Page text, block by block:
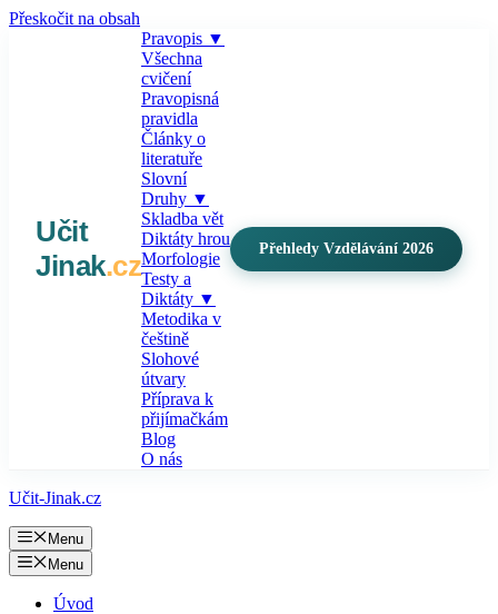
Přeskočit na obsah
Učit
Jinak.cz
Pravopis ▼
Všechna
cvičení
Pravopisná
pravidla
Články o
literatuře
Slovní
Druhy ▼
Skladba vět
Diktáty hrou
Morfologie
Testy a
Diktáty ▼
Metodika v
češtině
Slohové
útvary
Příprava k
přijímačkám
Blog
O nás
Přehledy Vzdělávání 2026
Učit-Jinak.cz
Menu
Menu
Úvod